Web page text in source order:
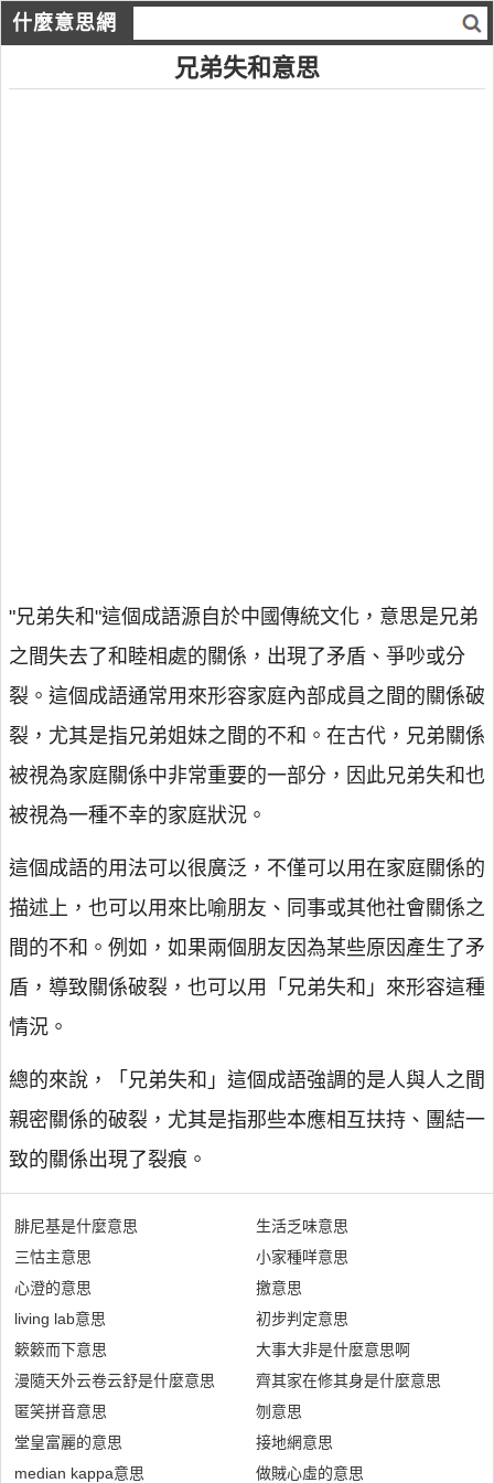
什麼意思網
兄弟失和意思
"兄弟失和"這個成語源自於中國傳統文化，意思是兄弟
之間失去了和睦相處的關係，出現了矛盾、爭吵或分
裂。這個成語通常用來形容家庭內部成員之間的關係破
裂，尤其是指兄弟姐妹之間的不和。在古代，兄弟關係
被視為家庭關係中非常重要的一部分，因此兄弟失和也
被視為一種不幸的家庭狀況。
這個成語的用法可以很廣泛，不僅可以用在家庭關係的
描述上，也可以用來比喻朋友、同事或其他社會關係之
間的不和。例如，如果兩個朋友因為某些原因產生了矛
盾，導致關係破裂，也可以用「兄弟失和」來形容這種
情況。
總的來說，「兄弟失和」這個成語強調的是人與人之間
親密關係的破裂，尤其是指那些本應相互扶持、團結一
致的關係出現了裂痕。
腓尼基是什麼意思
三怙主意思
心澄的意思
living lab意思
簌簌而下意思
漫隨天外云卷云舒是什麼意思
匿笑拼音意思
堂皇富麗的意思
median kappa意思
生活乏味意思
小家種咩意思
撽意思
初步判定意思
大事大非是什麼意思啊
齊其家在修其身是什麼意思
刎意思
接地網意思
做賊心虛的意思